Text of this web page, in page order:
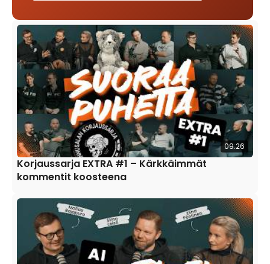
09:26
Korjaussarja EXTRA #1 – Kärkkäimmät
kommentit koosteena